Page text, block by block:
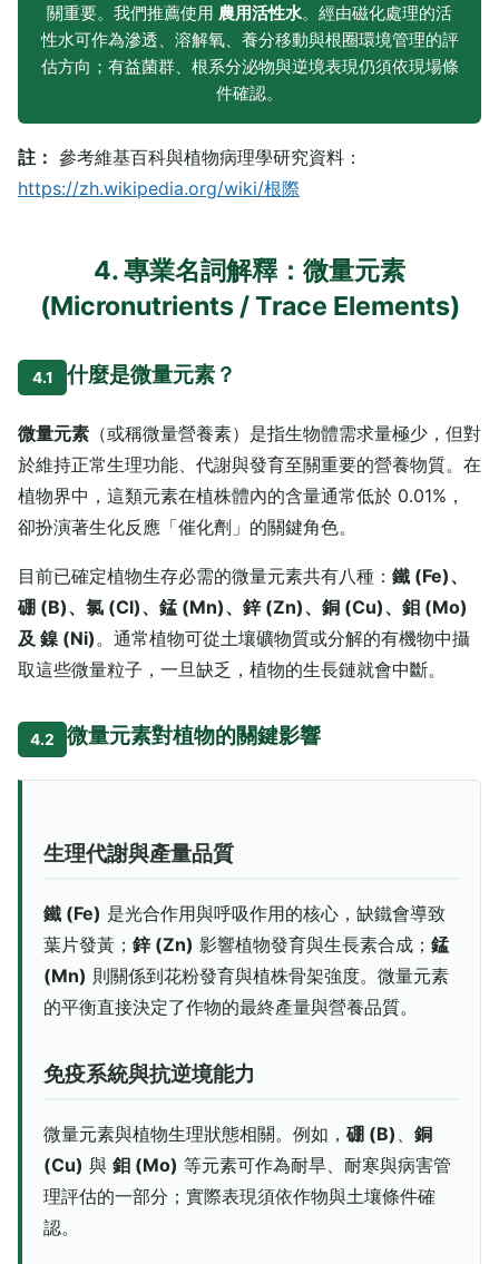
關重要。我們推薦使用 農用活性水。經由磁化處理的活
性水可作為滲透、溶解氧、養分移動與根圈環境管理的評
估方向；有益菌群、根系分泌物與逆境表現仍須依現場條
件確認。
註： 參考維基百科與植物病理學研究資料：
https://zh.wikipedia.org/wiki/根際
4. 專業名詞解釋：微量元素
(Micronutrients / Trace Elements)
4.1 什麼是微量元素？
微量元素 （或稱微量營養素）是指生物體需求量極少，但對
於維持正常生理功能、代謝與發育至關重要的營養物質。在
植物界中，這類元素在植株體內的含量通常低於 0.01%，
卻扮演著生化反應「催化劑」的關鍵角色。
目前已確定植物生存必需的微量元素共有八種： 鐵 (Fe)、
硼 (B)、氯 (Cl)、錳 (Mn)、鋅 (Zn)、銅 (Cu)、鉬 (Mo)
及 鎳 (Ni)。通常植物可從土壤礦物質或分解的有機物中攝
取這些微量粒子，一旦缺乏，植物的生長鏈就會中斷。
4.2 微量元素對植物的關鍵影響
生理代謝與產量品質
鐵 (Fe) 是光合作用與呼吸作用的核心，缺鐵會導致
葉片發黃；鋅 (Zn) 影響植物發育與生長素合成；錳
(Mn) 則關係到花粉發育與植株骨架強度。微量元素
的平衡直接決定了作物的最終產量與營養品質。
免疫系統與抗逆境能力
微量元素與植物生理狀態相關。例如，硼 (B) 、銅
(Cu) 與鉬 (Mo) 等元素可作為耐旱、耐寒與病害管
理評估的一部分；實際表現須依作物與土壤條件確
認。